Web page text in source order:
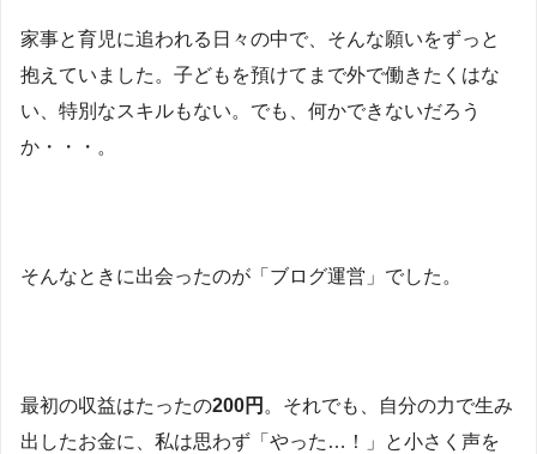
家事と育児に追われる日々の中で、そんな願いをずっと
抱えていました。子どもを預けてまで外で働きたくはな
い、特別なスキルもない。でも、何かできないだろう
か・・・。
そんなときに出会ったのが「ブログ運営」でした。
最初の収益はたったの200円 。それでも、自分の力で生み
出したお金に、私は思わず「やった…！」と小さく声を